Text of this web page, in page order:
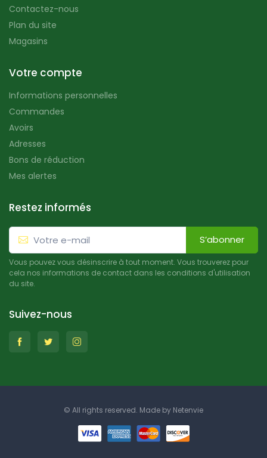
Contactez-nous
Plan du site
Magasins
Votre compte
Informations personnelles
Commandes
Avoirs
Adresses
Bons de réduction
Mes alertes
Restez informés
S’abonner
Vous pouvez vous désinscrire à tout moment. Vous trouverez pour
cela nos informations de contact dans les conditions d'utilisation
du site.
Suivez-nous
© All rights reserved. Made by Netenvie